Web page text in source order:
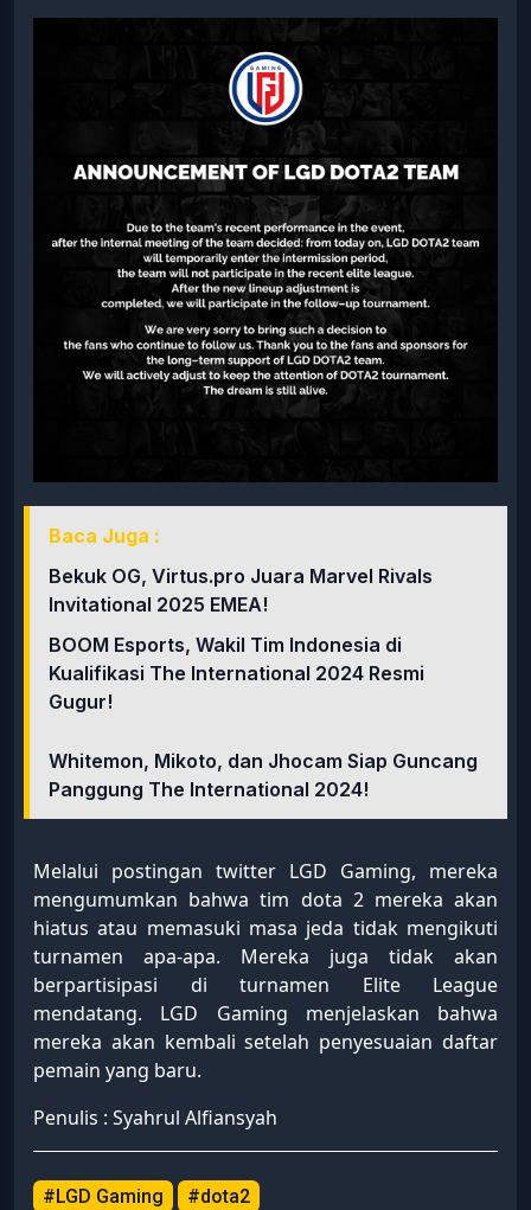
Baca Juga :
Bekuk OG, Virtus.pro Juara Marvel Rivals
Invitational 2025 EMEA!
BOOM Esports, Wakil Tim Indonesia di
Kualifikasi The International 2024 Resmi
Gugur!
Whitemon, Mikoto, dan Jhocam Siap Guncang
Panggung The International 2024!
Melalui postingan twitter LGD Gaming, mereka
mengumumkan bahwa tim dota 2 mereka akan
hiatus atau memasuki masa jeda tidak mengikuti
turnamen apa-apa. Mereka juga tidak akan
berpartisipasi di turnamen Elite League
mendatang. LGD Gaming menjelaskan bahwa
mereka akan kembali setelah penyesuaian daftar
pemain yang baru.
Penulis : Syahrul Alfiansyah
#LGD Gaming #dota2